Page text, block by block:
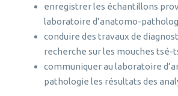
enregistrer les échantillons
laboratoire d’anatomo-
conduire des travaux de
recherche sur les mouches tsé-
communiquer au laboratoire
pathologie les résultats des